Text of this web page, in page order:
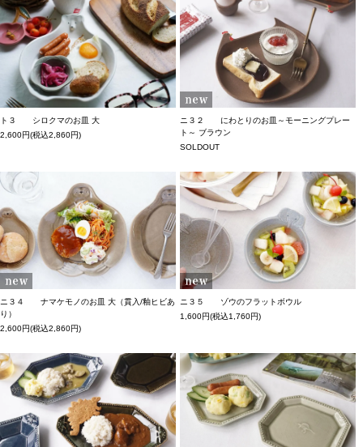
ト３ シロクマのお皿 大
2,600円(税込2,860円)
ニ３２ にわとりのお皿～モーニングプレー
ト～ ブラウン
SOLDOUT
ニ３４ ナマケモノのお皿 大（貫入/釉ヒビあ
り）
2,600円(税込2,860円)
ニ３５ ゾウのフラットボウル
1,600円(税込1,760円)